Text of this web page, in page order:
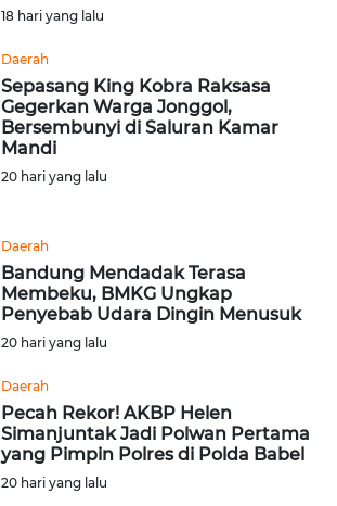
18 hari yang lalu
Daerah
Sepasang King Kobra Raksasa
Gegerkan Warga Jonggol,
Bersembunyi di Saluran Kamar
Mandi
20 hari yang lalu
Daerah
Bandung Mendadak Terasa
Membeku, BMKG Ungkap
Penyebab Udara Dingin Menusuk
20 hari yang lalu
Daerah
Pecah Rekor! AKBP Helen
Simanjuntak Jadi Polwan Pertama
yang Pimpin Polres di Polda Babel
20 hari yang lalu